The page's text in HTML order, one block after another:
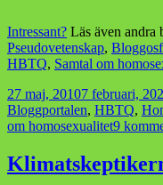
Intressant? Läs även andra
Pseudovetenskap,
HBTQ, Samtal om
Postat
27 maj, 20107 februari,
Bloggportalen, HBTQ,
om homosexualitet9